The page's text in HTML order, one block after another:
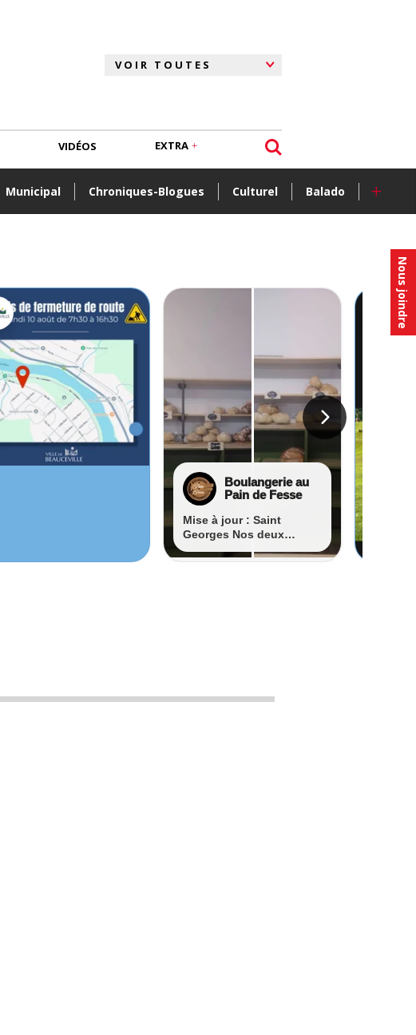
Nous joindre
Municipal Chroniques-Blogues Culturel Balado +
VIDÉOS EXTRA